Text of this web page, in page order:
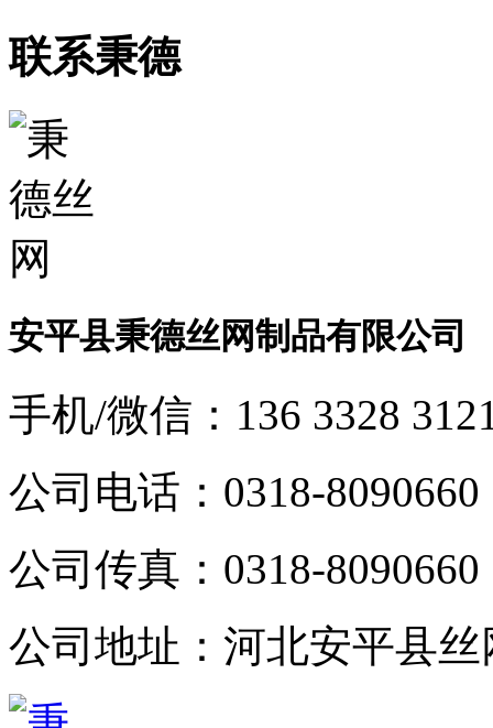
联系秉德
安平县秉德丝网制品有限公司
手机/微信： 136 3328
公司电话： 0318-8090660
公司传真： 0318-8090660
公司地址： 河北安平县